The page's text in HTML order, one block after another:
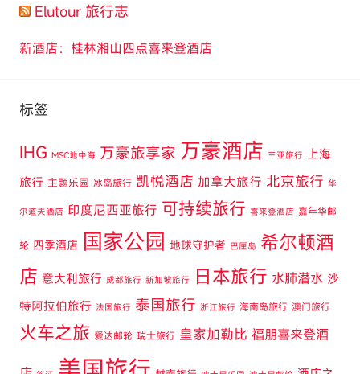
Elutour 旅行志
新酒店：桂林湘山四点喜来登酒店
标签
IHG MSC地中海 万豪旅享家 万豪酒店 三亚旅行
上海
旅行 主题乐园 冰岛旅行 凯悦酒店 加拿大旅行 北京旅行 华
尔道夫酒店 印度尼西亚旅行 可持续旅行 喜来登酒店 嘉年华邮
轮 四季酒店 国家公园 地球守护者 巴厘岛 希尔顿酒
店 意大利旅行 成都旅行 新加坡旅行 日本旅行 水肺潜水 沙
特阿拉伯旅行 法国旅行 泰国旅行 浙江旅行 海南岛旅行 澳门旅行
火车之旅 爱达邮轮 瑞士旅行 皇家加勒比 福朋喜来登酒